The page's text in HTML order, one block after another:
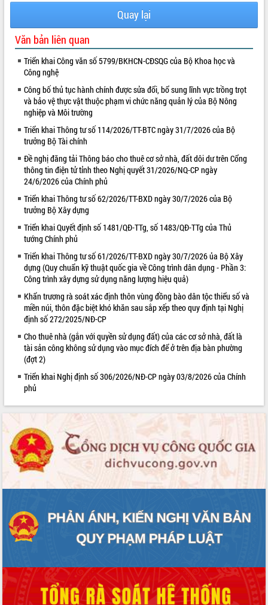
Loading the player...
Lễ truy tặng danh hiệu “Bà Mẹ Việt
Nam Anh hùng” và trao Huân chương
Lao động
UBND tỉnh Đắk Lắk triển khai nhiệm
vụ 6 tháng cuối năm 2026
Kỳ họp thứ Hai, Hội đồng nhân dân
tỉnh khóa XI quyết nghị nhiều nội dung
quan trọng
Bí thư Tỉnh ủy Lương Nguyễn Minh
Triết thăm, tặng quà người có công với
cách mạng
Rà soát, hoàn thiện hệ thống thiết chế
văn hóa, thể thao đáp ứng yêu cầu
phát triển mới
Thường trực HĐND tỉnh Đắk Lắk gặp
mặt Đoàn chuyên gia y tế TP. Hồ Chí
Lễ truy điệu và an táng hài cốt liệt sĩ
tại Nghĩa trang Liệt sĩ xã Sơn Hòa
Bàn giải pháp tháo gỡ khó khăn trong
xuất khẩu sầu riêng và triển khai quy
định EUDR
Thứ trưởng Bộ Nông nghiệp và Môi
trường Nguyễn Hoàng Hiệp khảo sát
sầu riêng tại Đắk Lắk
Trình diễn nghệ thuật chế biến các
món ăn từ sầu riêng
tiến đầu tư tỉnh
Ngành cá ngừ Đắk Lắk chủ động thích
ứng để giữ vững thị trường xuất khẩu
ALBUM ẢNH
Quay lại
Văn bản liên quan
Triển khai Công văn số 5799/BKHCN-CĐSQG của Bộ Khoa học và
Công nghệ
Công bố thủ tục hành chính được sửa đổi, bổ sung lĩnh vực trồng trọt
và bảo vệ thực vật thuộc phạm vi chức năng quản lý của Bộ Nông
nghiệp và Môi trường
Triển khai Thông tư số 114/2026/TT-BTC ngày 31/7/2026 của Bộ
trưởng Bộ Tài chính
Đề nghị đăng tải Thông báo cho thuê cơ sở nhà, đất dôi dư trên Cổng
thông tin điện tử tỉnh theo Nghị quyết 31/2026/NQ-CP ngày
24/6/2026 của Chính phủ
Triển khai Thông tư số 62/2026/TT-BXD ngày 30/7/2026 của Bộ
trưởng Bộ Xây dựng
Triển khai Quyết định số 1481/QĐ-TTg, số 1483/QĐ-TTg của Thủ
tướng Chính phủ
Triển khai Thông tư số 61/2026/TT-BXD ngày 30/7/2026 ủa Bộ Xây
dựng (Quy chuẩn kỹ thuật quốc gia về Công trình dân dụng - Phần 3:
Công trình xây dựng sử dụng năng lượng hiệu quả)
Khẩn trương rà soát xác định thôn vùng đồng bào dân tộc thiểu số và
miền núi, thôn đặc biệt khó khăn sau sắp xếp theo quy định tại Nghị
định số 272/2025/NĐ-CP
Cho thuê nhà (gắn với quyền sử dụng đất) của các cơ sở nhà, đất là
tài sản công không sử dụng vào mục đích để ở trên địa bàn phường
(đợt 2)
Triển khai Nghị định số 306/2026/NĐ-CP ngày 03/8/2026 của Chính
phủ